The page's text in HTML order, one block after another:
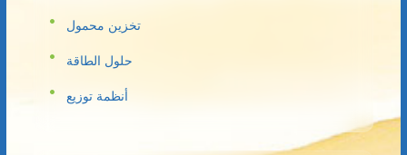
تخزين محمول
حلول الطاقة
أنظمة توزيع